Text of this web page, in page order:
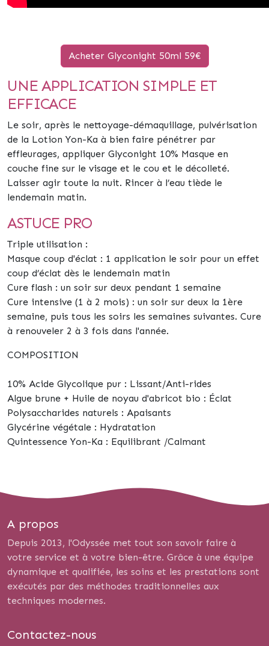
Acheter Glyconight 50ml 59€
UNE APPLICATION SIMPLE ET
EFFICACE
Le soir, après le nettoyage-démaquillage, pulvérisation
de la Lotion Yon-Ka à bien faire pénétrer par
effleurages, appliquer Glyconight 10% Masque en
couche fine sur le visage et le cou et le décolleté.
Laisser agir toute la nuit. Rincer à l’eau tiède le
lendemain matin.
ASTUCE PRO
Triple utilisation :
Masque coup d'éclat : 1 application le soir pour un effet
coup d’éclat dès le lendemain matin
Cure flash : un soir sur deux pendant 1 semaine
Cure intensive (1 à 2 mois) : un soir sur deux la 1ère
semaine, puis tous les soirs les semaines suivantes. Cure
à renouveler 2 à 3 fois dans l'année.
COMPOSITION
10% Acide Glycolique pur : Lissant/Anti-rides
Algue brune + Huile de noyau d'abricot bio : Éclat
Polysaccharides naturels : Apaisants
Glycérine végétale : Hydratation
Quintessence Yon-Ka : Equilibrant /Calmant
A propos
Depuis 2013, l'Odyssée met tout son savoir faire à
votre service et à votre bien-être. Grâce à une équipe
dynamique et qualifiée, les soins et les prestations sont
exécutés par des méthodes traditionnelles aux
techniques modernes.
Contactez-nous